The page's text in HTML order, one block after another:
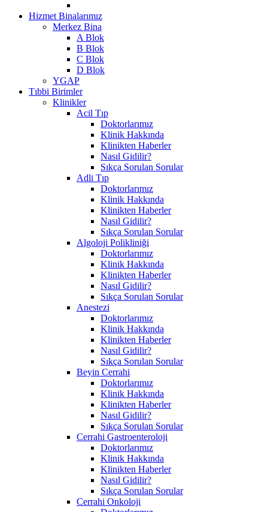
Hizmet Binalarımız
Merkez Bina
A Blok
B Blok
C Blok
D Blok
YGAP
Tıbbi Birimler
Klinikler
Acil Tıp
Doktorlarımız
Klinik Hakkında
Klinikten Haberler
Nasıl Gidilir?
Sıkça Sorulan Sorular
Adli Tıp
Doktorlarımız
Klinik Hakkında
Klinikten Haberler
Nasıl Gidilir?
Sıkça Sorulan Sorular
Algoloji Polikliniği
Doktorlarımız
Klinik Hakkında
Klinikten Haberler
Nasıl Gidilir?
Sıkça Sorulan Sorular
Anestezi
Doktorlarımız
Klinik Hakkında
Klinikten Haberler
Nasıl Gidilir?
Sıkça Sorulan Sorular
Beyin Cerrahi
Doktorlarımız
Klinik Hakkında
Klinikten Haberler
Nasıl Gidilir?
Sıkça Sorulan Sorular
Cerrahi Gastroenteroloji
Doktorlarımız
Klinik Hakkında
Klinikten Haberler
Nasıl Gidilir?
Sıkça Sorulan Sorular
Cerrahi Onkoloji